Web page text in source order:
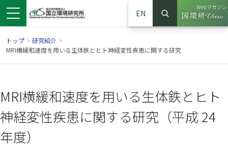
EN
サイト内検索
検索
Webマガジン
（別ウイ
トップ > 研究紹介 >
MRI横緩和速度を用いる生体鉄とヒト神経変性疾患に関する研究
MRI横緩和速度を用いる生体鉄とヒト
神経変性疾患に関する研究（平成 24
年度）